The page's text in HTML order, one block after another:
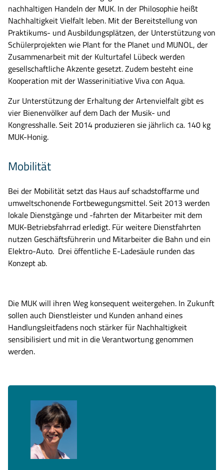
nachhaltigen Handeln der MUK. In der Philosophie heißt
Nachhaltigkeit Vielfalt leben. Mit der Bereitstellung von
Praktikums- und Ausbildungsplätzen, der Unterstützung von
Schülerprojekten wie Plantforthe Planet und MUNOL, der
Zusammenarbeit mit der Kulturtafel Lübeck werden
gesellschaftliche Akzente gesetzt.Zudem besteht eine
Kooperation mit der Wasserinitiative Vivacon Aqua.
Zur Unterstützung der Erhaltung der Artenvielfalt gibt es
vier Bienenvölker auf dem Dach der Musik- und
Kongresshalle. Seit 2014 produzieren sie jährlich ca. 140 kg
MUK-Honig.
Mobilität
Bei der Mobilitätsetzt das Hausauf schadstoffarme und
umweltschonende Fortbewegungsmittel. Seit 2013 werden
lokale Dienstgänge und -fahrten der Mitarbeiter mit dem
MUK-Betriebsfahrraderledigt. Für weitere Dienstfahrten
nutzen Geschäftsführerin und Mitarbeiterdie Bahn und ein
Elektro-Auto. Drei öffentliche E-Ladesäule runden das
Konzept ab.
Die MUKwill ihren Weg konsequent weitergehen. In Zukunft
sollen auch Dienstleister und Kunden anhand eines
Handlungsleitfadens noch stärkerfür Nachhaltigkeit
sensibilisiert und mit in die Verantwortung genommen
werden.
Suche nach:
Bitte geben Sie keine persönlichen Daten wie Namen oder E-
Mail-Adressen in die Suche ein. Die Anfrage wird
automatisiert verarbeitet.